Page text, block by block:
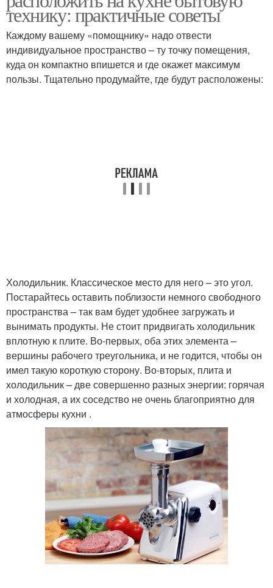
технику: практичные советы
Каждому вашему «помощнику» надо отвести
индивидуальное пространство – ту точку помещения,
куда он компактно впишется и где окажет максимум
пользы. Тщательно продумайте, где будут расположены:
Холодильник. Классическое место для него – это угол.
Постарайтесь оставить поблизости немного свободного
пространства – так вам будет удобнее загружать и
вынимать продукты. Не стоит придвигать холодильник
вплотную к плите. Во-первых, оба этих элемента –
вершины рабочего треугольника, и не годится, чтобы он
имел такую короткую сторону. Во-вторых, плита и
холодильник – две совершенно разных энергии: горячая
и холодная, а их соседство не очень благоприятно для
атмосферы кухни .